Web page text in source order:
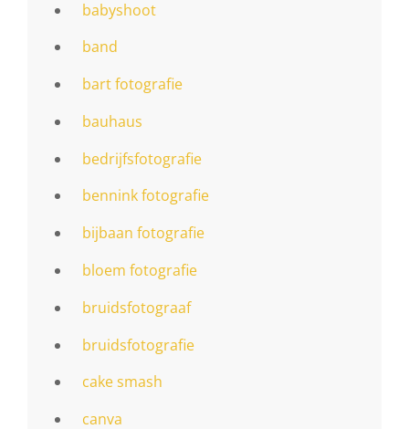
babyshoot
band
bart fotografie
bauhaus
bedrijfsfotografie
bennink fotografie
bijbaan fotografie
bloem fotografie
bruidsfotograaf
bruidsfotografie
cake smash
canva